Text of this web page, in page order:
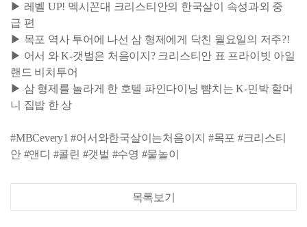
▶ 레벨 UP! 멕시꼰대 크리스티안의 한국살이 속성과외 중
급 편
▶ 목포 역사 투어에 나선 삼 형제에게 닥친 월요일의 저주?!
▶ 어서 와 K-갯벌은 처음이지? 크리스티안 표 프라이빗 아일
랜드 비치투어
▶ 삼 형제를 놀라게 한 호텔 파인다이닝 뺨치는 K-민박 할머
니 집밥 한 상
#MBCevery1 #어서와한국살이는처음이지 #목포 #크리스티
안 #앤디 #콜린 #갯벌 #수영 #물놀이
목록보기